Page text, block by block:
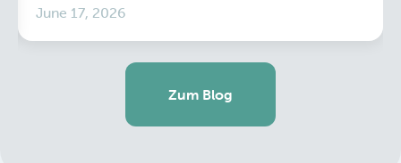
June 17, 2026
Zum Blog